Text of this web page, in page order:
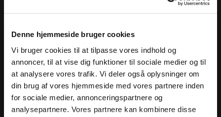
Denne hjemmeside bruger cookies
Vi bruger cookies til at tilpasse vores indhold og
annoncer, til at vise dig funktioner til sociale medier og til
at analysere vores trafik. Vi deler også oplysninger om
din brug af vores hjemmeside med vores partnere inden
for sociale medier, annonceringspartnere og
analysepartnere. Vores partnere kan kombinere disse